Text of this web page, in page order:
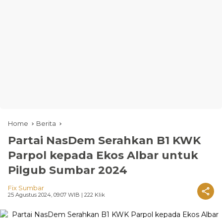
Home Berita
Partai NasDem Serahkan B1 KWK
Parpol kepada Ekos Albar untuk
Pilgub Sumbar 2024
Fix Sumbar
25 Agustus 2024, 09:07 WIB | 222 Klik